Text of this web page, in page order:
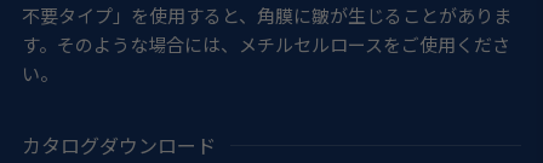
不要タイプ」を使用すると、角膜に皺が生じることがありま
す。そのような場合には、メチルセルロースをご使用くださ
い。
カタログダウンロード